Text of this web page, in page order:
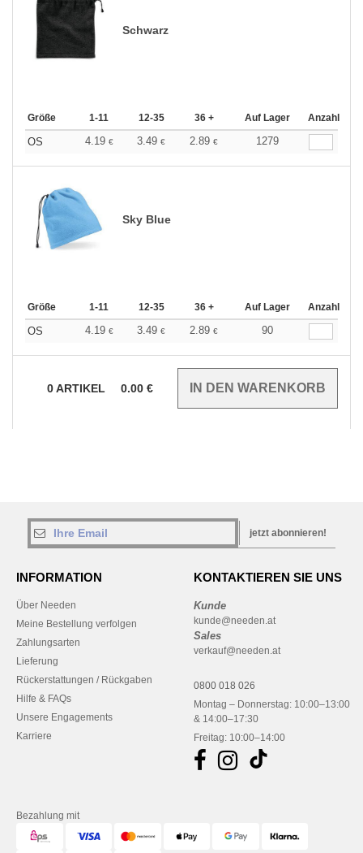
Schwarz
Größe 1-11 12-35 36 + Auf Lager Anzahl
OS 4.19 € 3.49 € 2.89 € 1279
Sky Blue
Größe 1-11 12-35 36 + Auf Lager Anzahl
OS 4.19 € 3.49 € 2.89 € 90
0ARTIKEL 0.00 €
jetzt abonnieren!
INFORMATION
Über Needen
Meine Bestellung verfolgen
Zahlungsarten
Lieferung
Rückerstattungen / Rückgaben
Hilfe & FAQs
Unsere Engagements
Karriere
KONTAKTIEREN SIE UNS
Kunde
kunde@needen.at
Sales
verkauf@needen.at
0800 018 026
Montag – Donnerstag: 10:00–13:00
& 14:00–17:30
Freitag: 10:00–14:00
Bezahlung mit